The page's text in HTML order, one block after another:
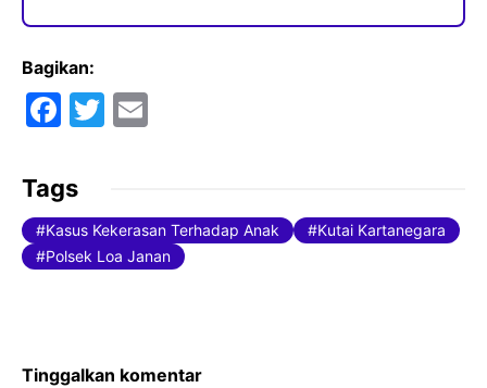
Bagikan:
F
c
e
b
o
T
er l
Tags
Kasus Kekerasan Terhadap Anak
Kutai Kartanegara
Polsek Loa Janan
Tinggalkan komentar